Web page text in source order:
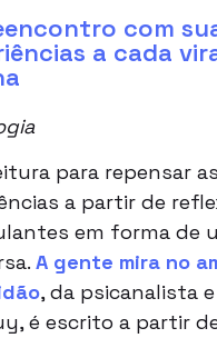
com
a cada
para repensar
a partir de
em forma de
A gente mira no
, da psicanalista
é escrito a partir